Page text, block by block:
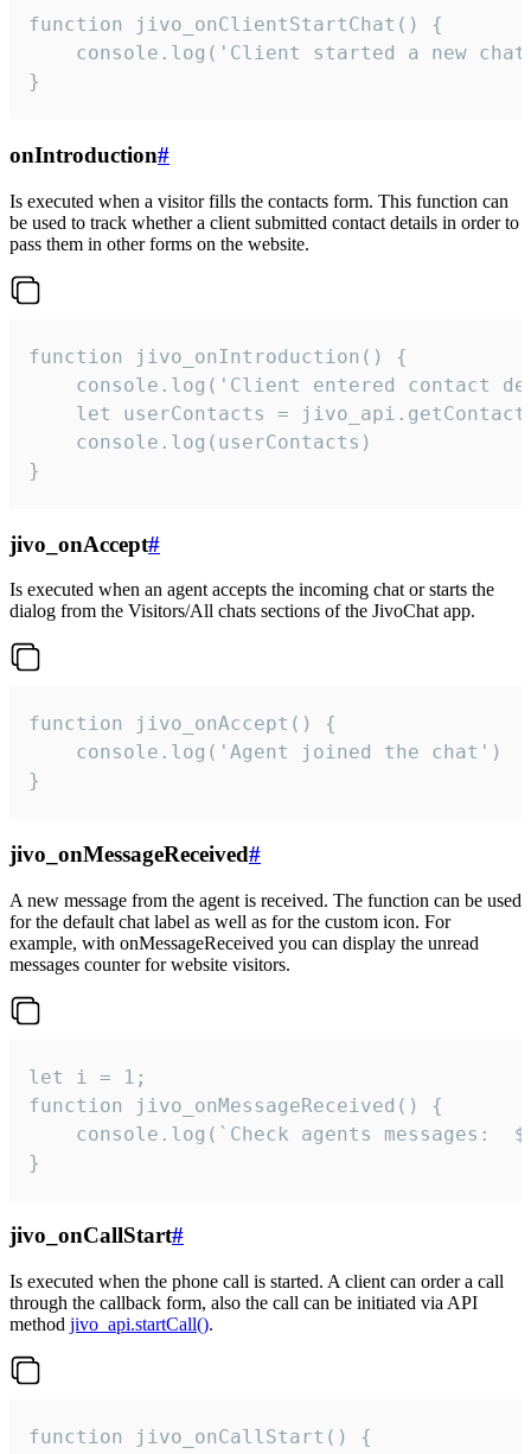
function jivo_onClientStartChat() {
console.log('Client started a new
}
onIntroduction#
Is executed when a visitor fills the contacts form. This function can
be used to track whether a client submitted contact details in order to
pass them in other forms on the website.
function jivo_onIntroduction() {
console.log('Client entered contact
let userContacts =
    console.log(userContacts)
}
jivo_onAccept#
Is executed when an agent accepts the incoming chat or starts the
dialog from the Visitors/All chats sections of the JivoChat app.
function jivo_onAccept() {
}
jivo_onMessageReceived#
A new message from the agent is received. The function can be used
for the default chat label as well as for the custom icon. For
example, with onMessageReceived you can display the unread
messages counter for website visitors.
let i = 1;
function jivo_onMessageReceived() {
}
jivo_onCallStart#
Is executed when the phone call is started. A client can order a call
through the callback form, also the call can be initiated via API
method jivo_api.startCall().
function jivo_onCallStart() {